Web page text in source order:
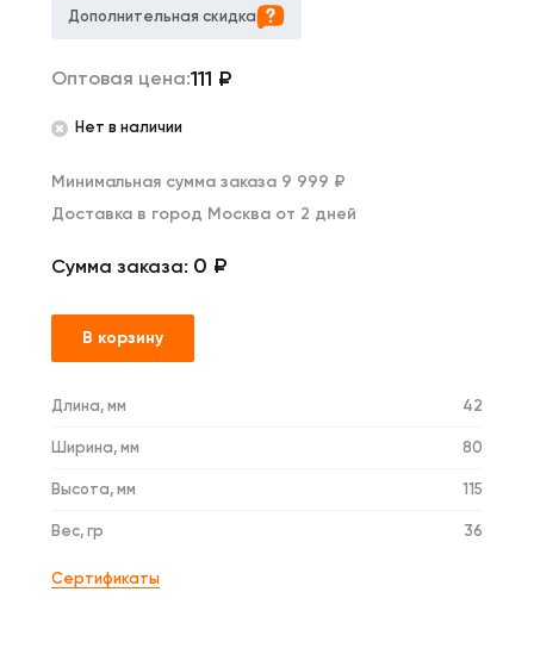
Дополнительная скидка
Оптовая цена:111 ₽
Нет в наличии
Минимальная сумма заказа 9 999 ₽
Доставка в город Москва от 2 дней
Сумма заказа: 0 ₽
В корзину
Длина, мм 42
Ширина, мм 80
Высота, мм 115
Вес, гр 36
Сертификаты